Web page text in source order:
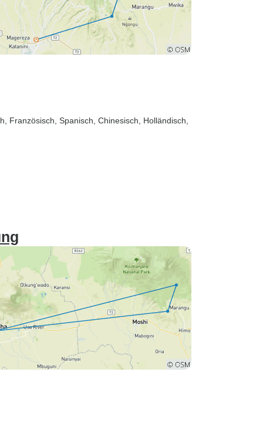
Französisch, Spanisch, Chinesisch, Holländisch,